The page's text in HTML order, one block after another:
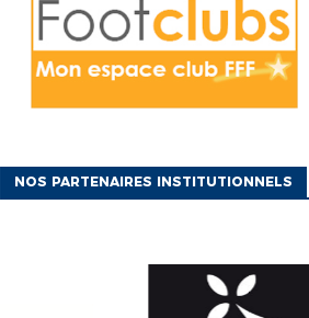
NOS PARTENAIRES INSTITUTIONNELS